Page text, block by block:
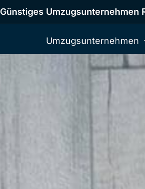
Günstiges Umzugsunternehmen
Umzugsunternehmen